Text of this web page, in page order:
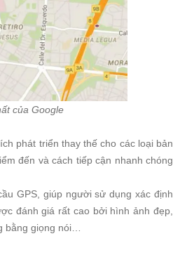
của Google
phát triển thay thế cho các loại bản
đến và cách tiếp cận nhanh chóng
GPS, giúp người sử dụng xác định
đánh giá rất cao bởi hình ảnh đẹp,
bằng giọng nói…